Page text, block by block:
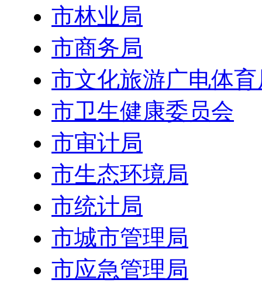
市林业局
市商务局
市文化旅游广电体育
市卫生健康委员会
市审计局
市生态环境局
市统计局
市城市管理局
市应急管理局